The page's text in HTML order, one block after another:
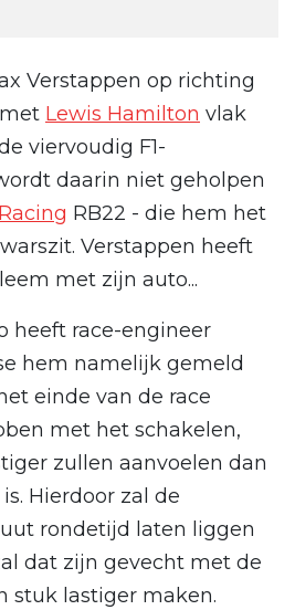
Verstappen op richting
Lewis Hamilton vlak
viervoudig F1-
daarin niet geholpen
RB22 - die hem het
Verstappen heeft
met zijn auto...
heeft race-engineer
hem namelijk gemeld
einde van de race
met het schakelen,
zullen aanvoelen dan
Hierdoor zal de
rondetijd laten liggen
dat zijn gevecht met de
stuk lastiger maken.